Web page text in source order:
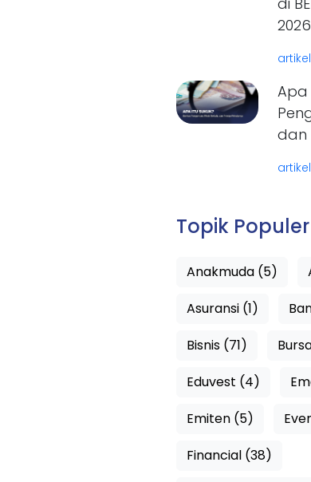
artikel
Apa
dan
artikel
Topik Populer
Anakmuda (5)
Asuransi (1)
Bisnis (71)
Eduvest (4)
Emiten (5)
Financial (38)